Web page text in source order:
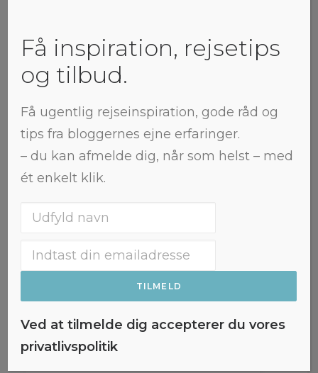
Radiovagabond
Rejsetanker om De Amerikanske
Få inspiration, rejsetips
og tilbud.
Få ugentlig rejseinspiration, gode råd og
tips fra bloggernes ejne erfaringer.
– du kan afmelde dig, når som helst – med
ét enkelt klik.
Ved at tilmelde dig accepterer du vores
privatlivspolitik